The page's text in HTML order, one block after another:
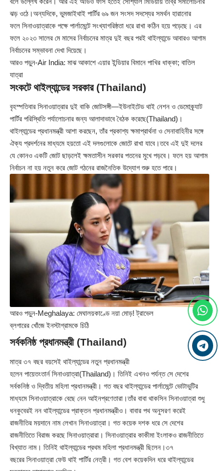
ঝড় ওঠে।অন্যদিকে, ভুমজাইথাই পার্টির ৬৯ জন সংসদ সদস্যের সমর্থন হারানোর
ফলে সিনাওয়াত্রাকে পক্ষে পার্লামেন্টে সংখ্যাগরিষ্ঠতা ধরে রাখা কঠিন হয়ে পড়েছে। এর
ফলে ২০২৩ সালের মে মাসের নির্বাচনের মাত্র দুই বছর পরই থাইল্যান্ডে আবারও আগাম
নির্বাচনের সম্ভাবনা দেখা দিয়েছে।
আরও পড়ুন-Air India: মাঝ আকাশে এয়ার ইন্ডিয়ার বিমানে পাখির ধাক্কা; বাতিল
যাত্রা
সংকটে থাইল্যান্ডের সরকার (Thailand)
বৃহস্পতিবার সিনাওয়াত্রার দুই বাকি জোটসঙ্গী—ইউনাইটেড থাই নেশন ও ডেমোক্র্যাট
পার্টির পরিস্থিতি পর্যালোচনার জন্য আলাদাভাবে বৈঠক করেছে(Thailand)।
থাইল্যান্ডের প্রধানমন্ত্রী আশা করছেন, তাঁর প্রকাশ্য ক্ষমাপ্রার্থনা ও সেনাবাহিনীর সঙ্গে
ঐক্য প্রদর্শনের মাধ্যমে হয়তো এই দলগুলোকে জোটে রাখা যাবে।তবে এই দুই দলের
যে কোনও একটি জোট ছাড়লেই ক্ষমতাসীন সরকার পতনের মুখে পড়বে। ফলে হয় আগাম
নির্বাচন না হয় নতুন করে জোট গঠনের রাজনৈতিক উদ্যোগ শুরু হতে পারে।
আরও পড়ুন-Meghalaya: মেঘালয়কাণ্ডে নয়া মোড়! ট্রাভেল
ব্লগারের খোঁজে ইনস্টাগ্রামকে চিঠি
সর্বকনিষ্ঠ প্রধানমন্ত্রী (Thailand)
মাত্র ৩৭ বছর বয়সেই থাইল্যান্ডের নতুন প্রধানমন্ত্রী
হলেন পায়েতংতার্ন সিনাওয়াত্রা(Thailand)। তিনিই এখনও পর্যন্ত সে দেশের
সর্বকনিষ্ঠ ও দ্বিতীয় মহিলা প্রধানমন্ত্রী। গত বছর থাইল্যান্ডের পার্লামেন্টে ভোটাভুটির
মাধ্যমে সিনাওয়াত্রাকে বেছে নেন আইনপ্রণেতারা।তাঁর বাবা থাকসিন সিনাওয়াত্রা শুধু
ধনকুবেরই নন থাইল্যান্ডের প্রাক্তন প্রধানমন্ত্রীও। বাবার পথ অনুসরণ করেই
রাজনীতির ময়দানে নাম লেখান সিনাওয়াত্রা। গত কয়েক দশক ধরে সে দেশের
রাজনীতিতে বিরাজ করছে সিনাওয়াত্রারা। সিনাওয়াত্রার কাকীমা ইংলাকও রাজনীতিতে
বিখ্যাত নাম। তিনিই থাইল্যান্ডের প্রথম মহিলা প্রধানমন্ত্রী ছিলেন।৩৭
বছরের সিনাওয়াত্রা ফেউ থাই পার্টির নেত্রী। গত বেশ কয়েকদিন ধরে থাইল্যান্ডের